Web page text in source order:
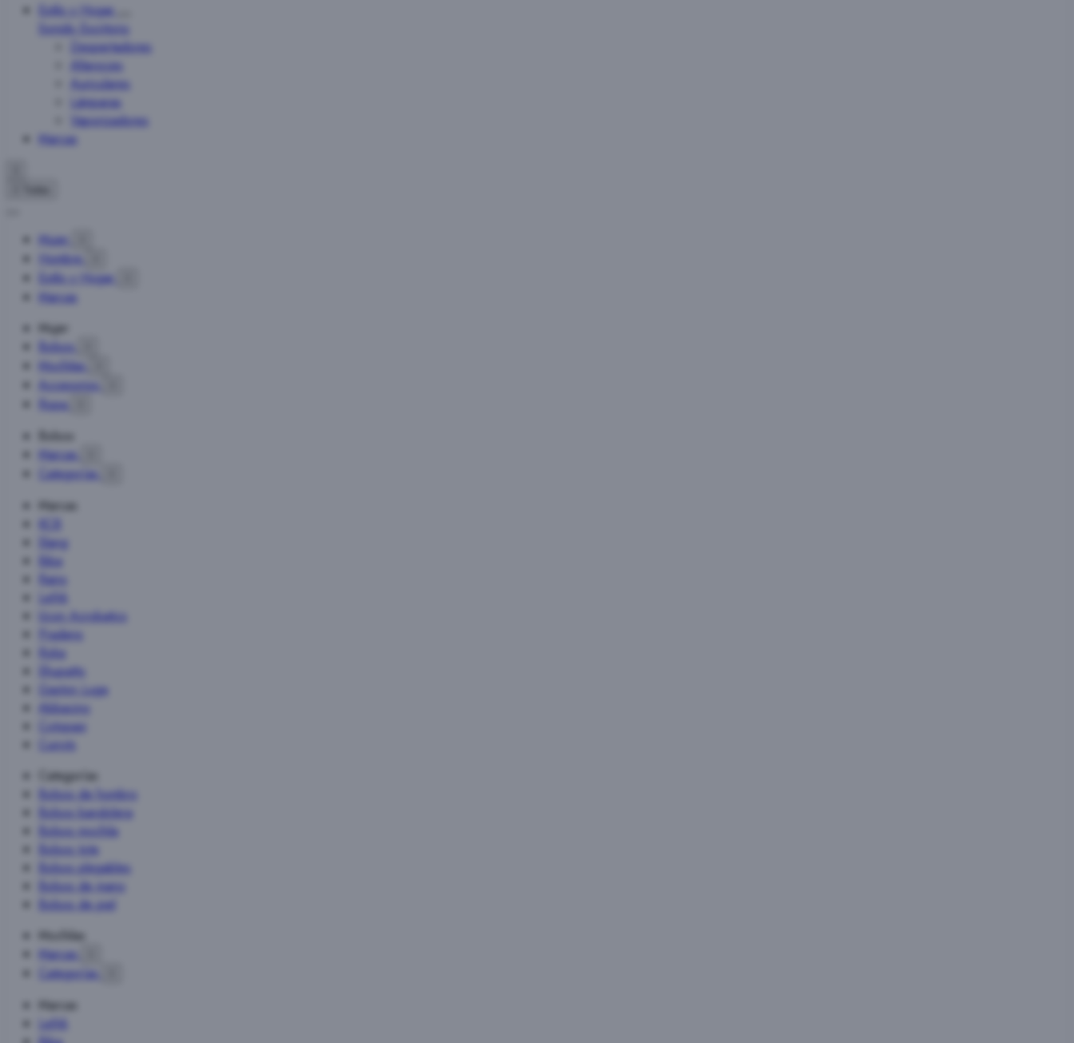
Estilo y Hogar
Sonido
Escritorio
Despertadores
Altavoces
Auriculares
Lámparas
Vaporizadores
Marcas
Mujer
Hombre
Estilo y Hogar
Marcas
Mujer
Bolsos
Mochilas
Accesorios
Ropa
Bolsos
Marcas
Categorías
Marcas
Slang
Biba
Rains
Lefrik
Ucon Acrobatics
Pradens
Roka
Shupatto
Gaston Luga
Abbacino
Cotopaxi
Cuirots
Categorías
Bolsos de hombro
Bolsos bandolera
Bolsos mochila
Bolsos tote
Bolsos plegables
Bolsos de mano
Bolsos de piel
Mochilas
Marcas
Categorías
Marcas
Lefrik